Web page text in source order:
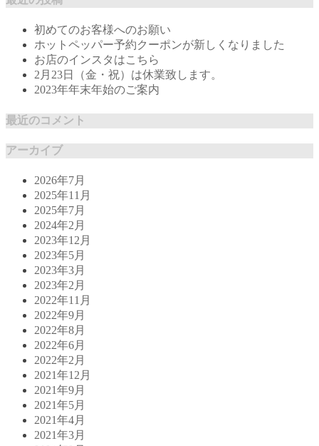
初めてのお客様へのお願い
ホットペッパー予約クーポンが新しくなりました
お店のインスタはこちら
2月23日（金・祝）は休業致します。
2023年年末年始のご案内
最近のコメント
アーカイブ
2026年7月
2025年11月
2025年7月
2024年2月
2023年12月
2023年5月
2023年3月
2023年2月
2022年11月
2022年9月
2022年8月
2022年6月
2022年2月
2021年12月
2021年9月
2021年5月
2021年4月
2021年3月